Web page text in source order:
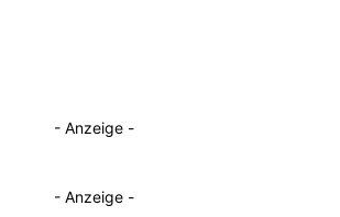
- Anzeige -
- Anzeige -